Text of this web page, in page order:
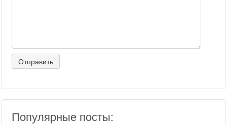
Популярные посты: